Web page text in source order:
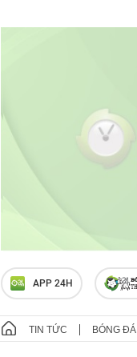
APP 24H
TIN TỨC BÓNG ĐÁ